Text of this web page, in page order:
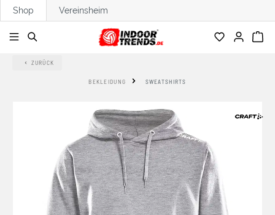
springen
Shop Vereinsheim
ZURÜCK
BEKLEIDUNG SWEATSHIRTS